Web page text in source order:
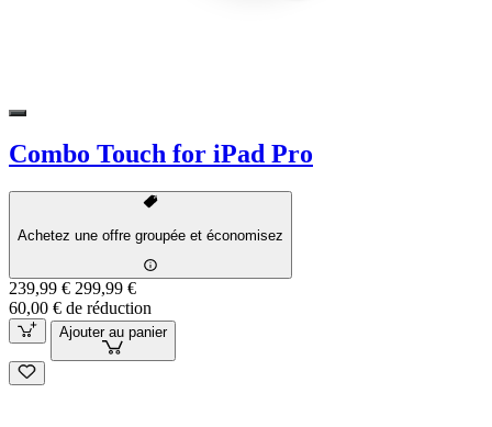
Combo Touch for iPad Pro
Achetez une offre groupée et économisez
239,99 € 299,99 €
60,00 € de réduction
Ajouter au panier